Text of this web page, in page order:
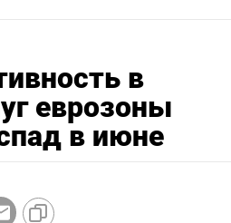
в
еврозоны
в июне